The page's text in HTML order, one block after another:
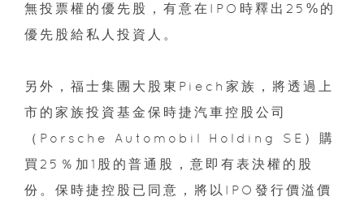
無投票權的優先股，有意在IPO時釋出25%的
優先股給私人投資人。
另外，福士集團大股東Piech家族，將透過上
市的家族投資基金保時捷汽車控股公司
（Porsche Automobil Holding SE）購
買25％加1股的普通股，意即有表決權的股
份。保時捷控股已同意，將以IPO發行價溢價